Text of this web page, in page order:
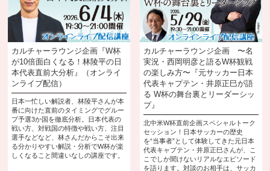
カルチャーラウンジ企画『W杯
が10倍面白くなる！林陵平の日
本代表直前大分析』（オンライ
ンライブ配信）
日本一忙しい解説者、林陵平さんが本
番に向けた直前のタイミングでグルー
プ予選3か国を徹底分析。日本代表の
戦い方、対戦国の特徴や戦い方、注目
選手などなど、林さんだからこそ出来
る分かりやすい解説・分析でW杯が楽
しくなること間違いなしの講座です。
カルチャーラウンジ企画 〜名
実況・西岡明彦と語るW杯観戦
の楽しみ方〜『元サッカー日本
代表キャプテン・井原正巳が語
る W杯の舞台裏とリーダーシッ
プ』
北中米W杯直前企画スペシャルトーク
セッション！日本サッカーの歴史
を“当事者”として体験してきた元日本
代表キャプテン・井原正巳さんが、こ
こでしか聞けないリアルなエピソード
を語ります。対談のお相手は、サッカ